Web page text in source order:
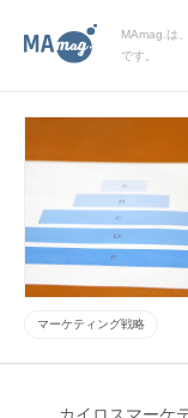
MAmag.は
です。
マーケティング戦略